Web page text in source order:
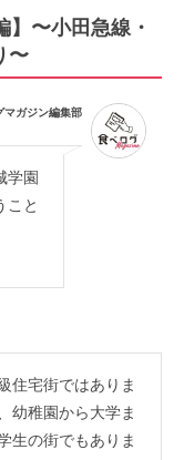
】〜小田急線・
〜
マガジン編集部
学園
こと
住宅街ではありま
幼稚園から大学ま
生の街でもありま